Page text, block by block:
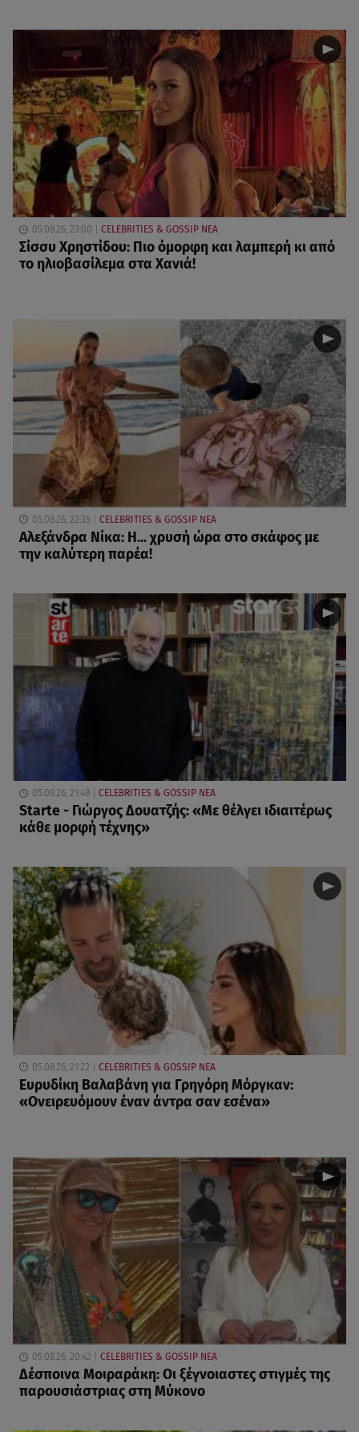
05.08.26, 23:00 CELEBRITIES & GOSSIP ΝΕΑ
Σίσσυ Χρηστίδου: Πιο όμορφη και λαμπερή κι από
το ηλιοβασίλεμα στα Χανιά!
05.08.26, 22:35 CELEBRITIES & GOSSIP ΝΕΑ
Αλεξάνδρα Νίκα: Η... χρυσή ώρα στο σκάφος με
την καλύτερη παρέα!
05.08.26, 21:48 CELEBRITIES & GOSSIP ΝΕΑ
Starte - Γιώργος Δουατζής: «Με θέλγει ιδιαιτέρως
κάθε μορφή τέχνης»
05.08.26, 21:22 CELEBRITIES & GOSSIP ΝΕΑ
Ευρυδίκη Βαλαβάνη για Γρηγόρη Μόργκαν:
«Oνειρευόμουν έναν άντρα σαν εσένα»
05.08.26, 20:42 CELEBRITIES & GOSSIP ΝΕΑ
Δέσποινα Μοιραράκη: Οι ξέγνοιαστες στιγμές της
παρουσιάστριας στη Μύκονο